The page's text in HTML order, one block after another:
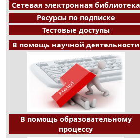
Сетевая электронная библиотека
Ресурсы по подписке
Тестовые доступы
В помощь научной деятельности
В помощь образовательному
процессу